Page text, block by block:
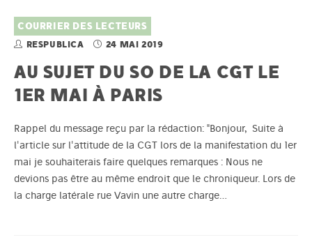
COURRIER DES LECTEURS
RESPUBLICA 24 MAI 2019
AU SUJET DU SO DE LA CGT LE
1ER MAI À PARIS
Rappel du message reçu par la rédaction: "Bonjour, Suite à
l'article sur l'attitude de la CGT lors de la manifestation du 1er
mai je souhaiterais faire quelques remarques : Nous ne
devions pas être au même endroit que le chroniqueur. Lors de
la charge latérale rue Vavin une autre charge…